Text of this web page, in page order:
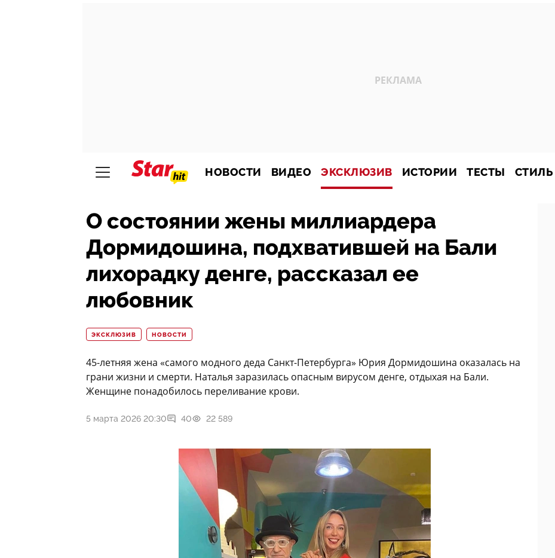
НОВОСТИ ВИДЕО ЭКСКЛЮЗИВ ИСТОРИИ ТЕСТЫ СТИЛЬ
О состоянии жены миллиардера
Дормидошина, подхватившей на Бали
лихорадку денге, рассказал ее
любовник
ЭКСКЛЮЗИВ НОВОСТИ
45-летняя жена «самого модного деда Санкт-Петербурга» Юрия Дормидошина оказалась на
грани жизни и смерти. Наталья заразилась опасным вирусом денге, отдыхая на Бали.
Женщине понадобилось переливание крови.
5 марта 2026 20:30 40 22 589